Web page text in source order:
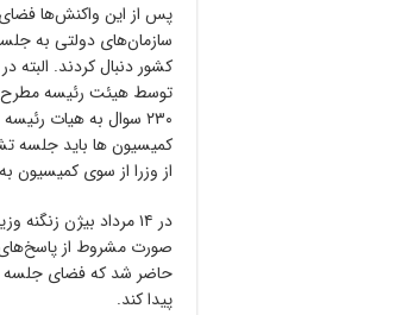
پس از این واکنش‌ها
سازمان‌های دولتی به
توسط هیئت رئیسه مطرح
۲۳۰ سوال به هیات
کمیسیون ها باید جلسه
از وزرا از سوی
در ۱۴ مرداد بیژن
صورت مشروط از
حاضر شد که فضای جلسه
پیدا کند.